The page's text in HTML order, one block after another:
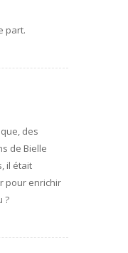
part.
des
de Bielle
il était
pour enrichir
?